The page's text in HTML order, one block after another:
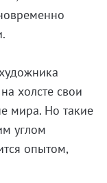
холсте свои
мира. Но такие
углом
опытом,